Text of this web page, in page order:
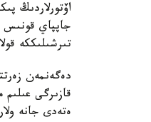
اۆتورلاردىڭ
جاپپاي قونىس
تىرشىلىككە
دەگەنمەن
قازىرگى
ەتەدى جانە